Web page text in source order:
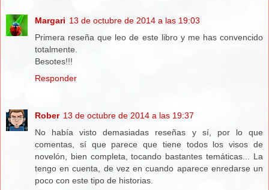
Margari 13 de octubre de 2014 a las 19:03
Primera reseña que leo de este libro y me has convencido
totalmente.
Besotes!!!
Responder
Rober 13 de octubre de 2014 a las 19:37
No había visto demasiadas reseñas y sí, por lo que
comentas, sí que parece que tiene todos los visos de
novelón, bien completa, tocando bastantes temáticas... La
tengo en cuenta, de vez en cuando aparece enredarse un
poco con este tipo de historias.